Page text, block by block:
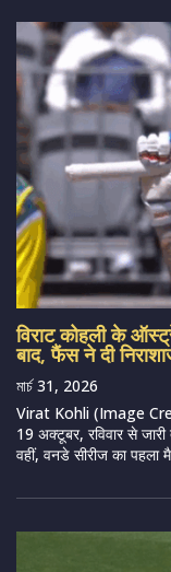
विराट कोहली के
बाद, फैंस ने दी
মার্চ 31, 2026
Virat Kohli (Image
19 अक्टूबर, रविवार से
वहीं, वनडे सीरीज का पहला